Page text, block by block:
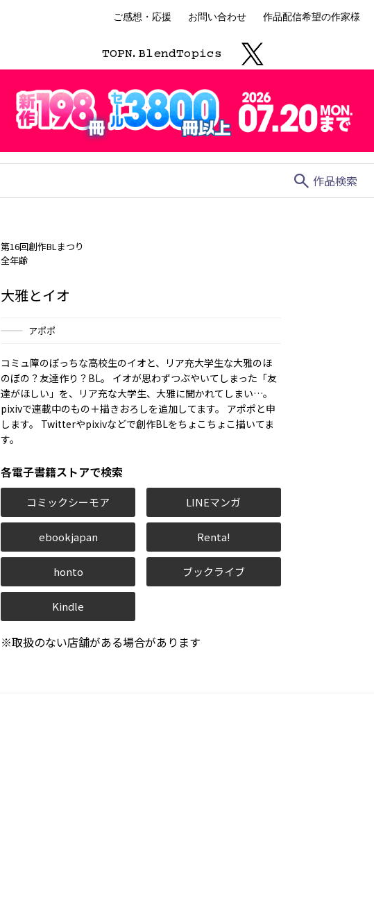
ご感想・応援 お問い合わせ 作品配信希望の作家様
TOPN. BlendTopics
search 作品検索
第16回創作BLまつり
全年齢
大雅とイオ
アポポ
コミュ障のぼっちな高校生のイオと、リア充大学生な大雅のほ
のぼの？友達作り？BL。 イオが思わずつぶやいてしまった「友
達がほしい」を、リア充な大学生、大雅に聞かれてしまい…。
pixivで連載中のもの＋描きおろしを追加してます。 アポポと申
します。 Twitterやpixivなどで創作BLをちょこちょこ描いてま
す。
各電子書籍ストアで検索
コミックシーモア LINEマンガ
ebookjapan Renta!
honto ブックライブ
Kindle
※取扱のない店舗がある場合があります